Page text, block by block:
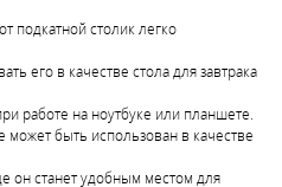
подкатной столик легко
его в качестве стола для завтрака
работе на ноутбуке или планшете.
может быть использован в качестве
он станет удобным местом для